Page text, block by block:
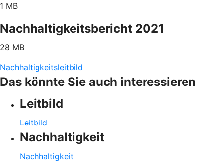
1 MB
Nachhaltigkeitsbericht 2021
28 MB
Nachhaltigkeitsleitbild
Das könnte Sie auch interessieren
Leitbild
Leitbild
Nachhaltigkeit
Nachhaltigkeit